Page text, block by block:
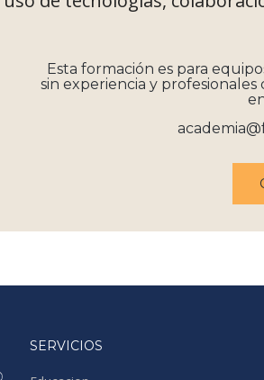
Esta formación es para
sin experiencia y
SERVICIOS